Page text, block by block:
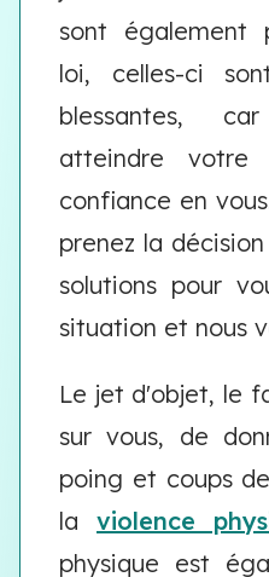
sont également
loi, celles-ci
blessantes,
atteindre
confiance en
prenez la
solutions pour
situation et nous
Le jet d'objet, le
sur vous, de
poing et coups
la violence
physique est